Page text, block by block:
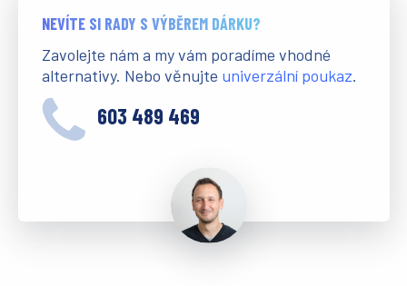
NEVÍTE SI RADY S VÝBĚREM DÁRKU?
Zavolejte nám a my vám poradíme vhodné
alternativy. Nebo věnujte univerzální poukaz.
603 489 469